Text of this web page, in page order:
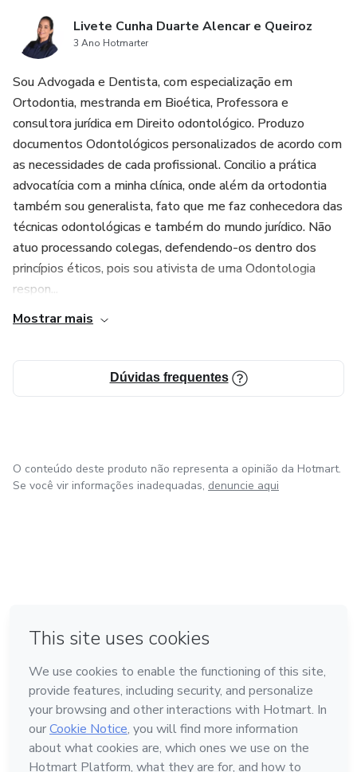
Livete Cunha Duarte Alencar e Queiroz
3 Ano Hotmarter
Sou Advogada e Dentista, com especialização em
Ortodontia, mestranda em Bioética, Professora e
consultora jurídica em Direito odontológico. Produzo
documentos Odontológicos personalizados de acordo com
as necessidades de cada profissional. Concilio a prática
advocatícia com a minha clínica, onde além da ortodontia
também sou generalista, fato que me faz conhecedora das
técnicas odontológicas e também do mundo jurídico. Não
atuo processando colegas, defendendo-os dentro dos
princípios éticos, pois sou ativista de uma Odontologia
respon...
Mostrar mais
Dúvidas frequentes
O conteúdo deste produto não representa a opinião da Hotmart.
Se você vir informações inadequadas, denuncie aqui
Feito com ❤ em Bogotá
Conheça a Hotmart
Idioma